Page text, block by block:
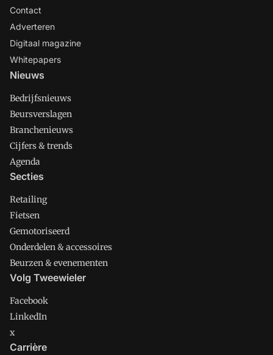
Contact
Adverteren
Digitaal magazine
Whitepapers
Nieuws
Bedrijfsnieuws
Beursverslagen
Branchenieuws
Cijfers & trends
Agenda
Secties
Retailing
Fietsen
Gemotoriseerd
Onderdelen & accessoires
Beurzen & evenementen
Volg Tweewieler
Facebook
LinkedIn
x
Carrière